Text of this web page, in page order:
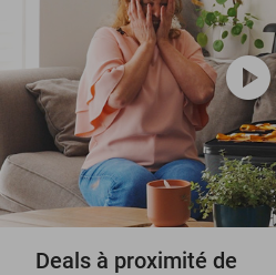
play_circle
Deals à proximité de